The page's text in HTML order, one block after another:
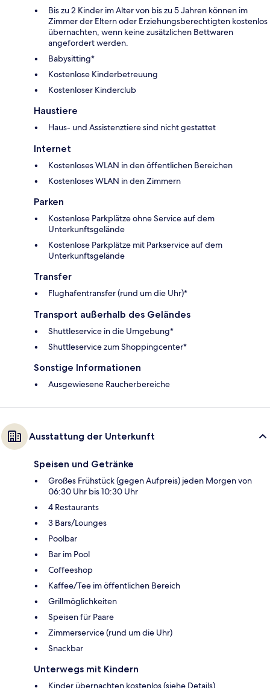
Bis zu 2 Kinder im Alter von bis zu 5 Jahren können im
Zimmer der Eltern oder Erziehungsberechtigten kostenlos
übernachten, wenn keine zusätzlichen Bettwaren
angefordert werden.
Babysitting*
Kostenlose Kinderbetreuung
Kostenloser Kinderclub
Haustiere
Haus- und Assistenztiere sind nicht gestattet
Internet
Kostenloses WLAN in den öffentlichen Bereichen
Kostenloses WLAN in den Zimmern
Parken
Kostenlose Parkplätze ohne Service auf dem
Unterkunftsgelände
Kostenlose Parkplätze mit Parkservice auf dem
Unterkunftsgelände
Transfer
Flughafentransfer (rund um die Uhr)*
Transport außerhalb des Geländes
Shuttleservice in die Umgebung*
Shuttleservice zum Shoppingcenter*
Sonstige Informationen
Ausgewiesene Raucherbereiche
Ausstattung der Unterkunft
Speisen und Getränke
Großes Frühstück (gegen Aufpreis) jeden Morgen von
06:30 Uhr bis 10:30 Uhr
4 Restaurants
3 Bars/Lounges
Poolbar
Bar im Pool
Coffeeshop
Kaffee/Tee im öffentlichen Bereich
Grillmöglichkeiten
Speisen für Paare
Zimmerservice (rund um die Uhr)
Snackbar
Unterwegs mit Kindern
Kinder übernachten kostenlos (siehe Details)